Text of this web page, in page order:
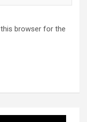
browser for the